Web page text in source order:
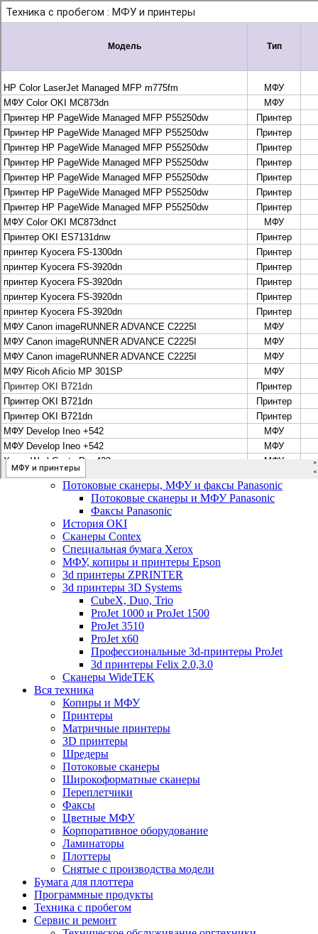
Рассчитать и заказать
Рассчитать и заказать
О компании
История Леком
Производители
Леком
Pantum
UTINET
G&G
ГК “Катюша”
Высокопроизводительные копиры DEVELOP
МФУ, копиры и принтеры KYOCERA
Принтеры и МФУ и факсы Brother
Плоттеры и МФУ Oce
Плоттеры и МФУ Oce
Цифровые системы Oce VarioPrint DP Line
МФУ, сканеры, плоттеры и принтеры Canon
Плоттеры Canon
Принтеры и МФУ Canon
Сканеры Canon
Распродажа картриджей Canon
МФУ, сканеры, плоттеры и принтеры HP
Принтеры и МФУ HP
Плоттеры hp
МФУ, копиры и принтеры OKI
МФУ, копиры и принтеры RICOH
Ремонт и продажа копировальных аппаратов
Infotec
Потоковые сканеры, МФУ и факсы Panasonic
Потоковые сканеры и МФУ Panasonic
Факсы Panasonic
История OKI
Сканеры Contex
Специальная бумага Xerox
МФУ, копиры и принтеры Epson
3d принтеры ZPRINTER
3d принтеры 3D Systems
CubeX, Duo, Trio
ProJet 1000 и ProJet 1500
ProJet 3510
ProJet x60
Профессиональные 3d-принтеры ProJet
3d принтеры Felix 2.0,3.0
Сканеры WideTEK
Вся техника
Копиры и МФУ
Принтеры
Матричные принтеры
3D принтеры
Шредеры
Потоковые сканеры
Широкоформатные сканеры
Переплетчики
Факсы
Цветные МФУ
Корпоративное оборудование
Ламинаторы
Плоттеры
Снятые с производства модели
Бумага для плоттера
Программные продукты
Техника с пробегом
Сервис и ремонт